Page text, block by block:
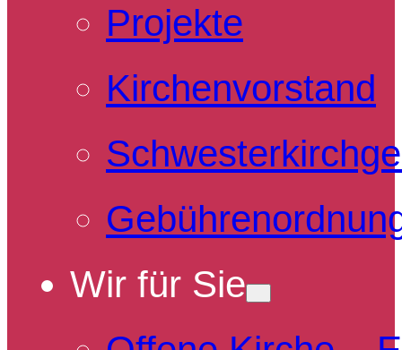
Projekte
Kirchenvorstand
Wir für Sie